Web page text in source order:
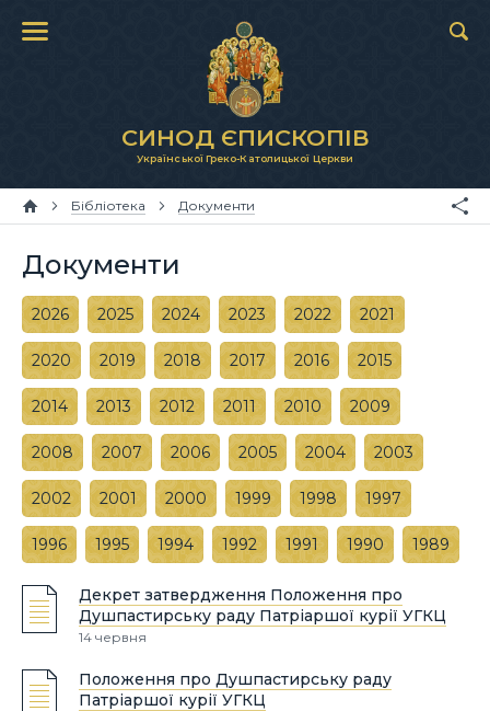
СИНОД ЄПИСКОПІВ
Української Греко-Католицької Церкви
Бібліотека Документи
Документи
2026 2025 2024 2023 2022 2021
2020 2019 2018 2017 2016 2015
2014 2013 2012 2011 2010 2009
2008 2007 2006 2005 2004 2003
2002 2001 2000 1999 1998 1997
1996 1995 1994 1992 1991 1990 1989
Декрет затвердження Положення про
Душпастирську раду Патріаршої курії УГКЦ
14 червня
Положення про Душпастирську раду
Патріаршої курії УГКЦ